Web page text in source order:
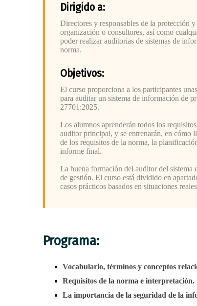
Dirigido a:
Directores y responsables de la protección
organización o consultores, así como
poder realizar auditorías de sistemas de
norma.
Objetivos:
El curso proporciona a los participantes
para auditar un sistema de información de
27701:2025.
Los alumnos aprenderán todos los
auditor principal, y se entrenarán, en cómo
de los requisitos de la norma, la
informe final.
La buena formación del auditor del sistema
de gestión. El curso está dividido en
casos prácticos basados en situaciones
Programa:
Vocabulario, términos y conceptos
Requisitos de la norma e interpretación.
La importancia de la seguridad de la